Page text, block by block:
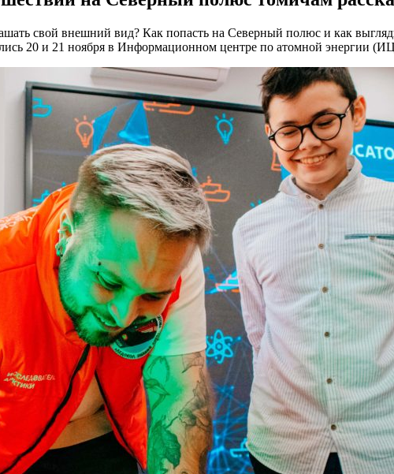
свой внешний вид? Как попасть на Северный полюс и как
20 и 21 ноября в Информационном центре по атомной энергии